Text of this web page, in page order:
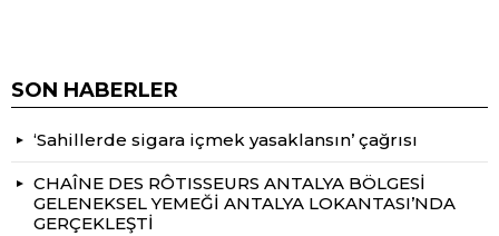
SON HABERLER
‘Sahillerde sigara içmek yasaklansın’ çağrısı
CHAÎNE DES RÔTISSEURS ANTALYA BÖLGESİ
GELENEKSEL YEMEĞİ ANTALYA LOKANTASI’NDA
GERÇEKLEŞTİ